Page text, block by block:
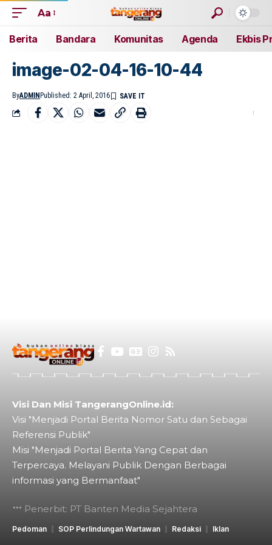
Aa
Berita Bandara Komunitas Agenda Ekbis
image-02-04-16-10-44
ByADMIN Published: 2 April, 2016
Visi Dan Misi TangerangOnline.id:
Visi "Menjadi Portal Berita Nomor Satu dan Sebagai
Referensi Publik"
Misi "Menjadi Portal Berita Yang Cepat dan
Terpercaya. Melayani Publik Dengan Berbagai
informasi yang Bermanfaat"
Penerbit: PT Banten Media Sejahtera
Pedoman SOP Perlindungan Wartawan Redaksi Iklan